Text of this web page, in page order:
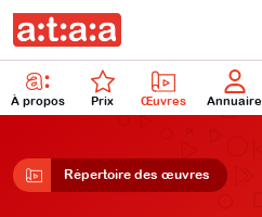
À propos Prix Œuvres Annuaire
Répertoire des œuvres